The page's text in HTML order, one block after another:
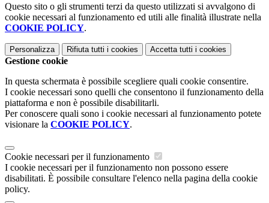
Questo sito o gli strumenti terzi da questo utilizzati si avvalgono di
cookie necessari al funzionamento ed utili alle finalità illustrate nella
COOKIE POLICY.
Personalizza Rifiuta tutti i cookies Accetta tutti i cookies
Gestione cookie
In questa schermata è possibile scegliere quali cookie consentire.
I cookie necessari sono quelli che consentono il funzionamento della
piattaforma e non è possibile disabilitarli.
Per conoscere quali sono i cookie necessari al funzionamento potete
visionare la COOKIE POLICY.
Cookie necessari per il funzionamento
I cookie necessari per il funzionamento non possono essere
disabilitati. È possibile consultare l'elenco nella pagina della cookie
policy.